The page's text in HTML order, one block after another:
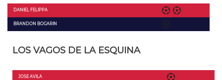
DANIEL FELIPPA
BRANDON BOGARIN
LOS VAGOS DE LA ESQUINA
JOSE AVILA